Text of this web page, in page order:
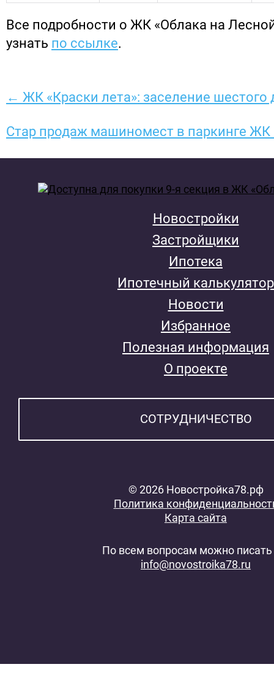
Все подробности о ЖК «Облака на
узнать по ссылке.
← ЖК «Краски лета»: заселение шестого
Стар продаж машиномест в паркинге ЖК
Новостройки
Застройщики
Ипотека
Ипотечный калькулятор
Новости
Избранное
Полезная информация
О проекте
СОТРУДНИЧЕСТВО
© 2026 Новостройка78.рф
Политика
Карта сайта
По всем вопросам можно писать
info@novostroika78.ru